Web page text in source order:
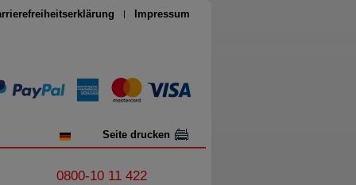
Impressum
Seite drucken
0800-10 11 422